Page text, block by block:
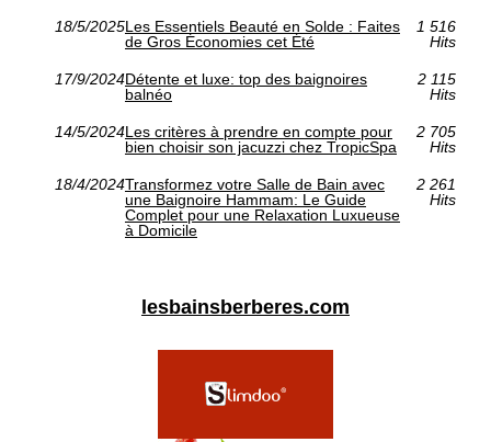
18/5/2025Les Essentiels Beauté en Solde : Faites
de Gros Économies cet Été
1 516
Hits
17/9/2024Détente et luxe: top des baignoires
balnéo
2 115
Hits
14/5/2024Les critères à prendre en compte pour
bien choisir son jacuzzi chez TropicSpa
2 705
Hits
18/4/2024Transformez votre Salle de Bain avec
une Baignoire Hammam: Le Guide
Complet pour une Relaxation Luxueuse
à Domicile
2 261
Hits
lesbainsberberes.com